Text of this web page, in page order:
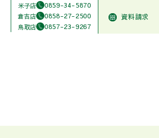
米子店 0859-34-5870
倉吉店 0858-27-2500
鳥取店 0857-23-9267
資料請求